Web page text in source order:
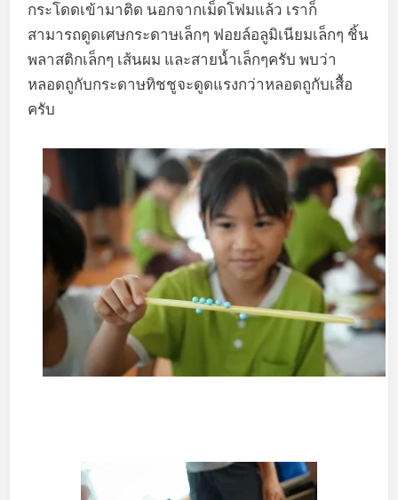
กระโดดเข้ามาติด นอกจากเม็ดโฟมแล้ว เราก็
สามารถดูดเศษกระดาษเล็กๆ ฟอยล์อลูมิเนียมเล็กๆ ชิ้น
พลาสติกเล็กๆ เส้นผม และสายน้ำเล็กๆครับ พบว่า
หลอดถูกับกระดาษทิชชูจะดูดแรงกว่าหลอดถูกับเสื้อ
ครับ